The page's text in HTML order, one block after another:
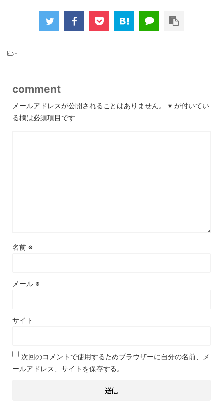
-
comment
メールアドレスが公開されることはありません。 ※ が付いてい
る欄は必須項目です
名前 ※
メール ※
サイト
次回のコメントで使用するためブラウザーに自分の名前、メ
ールアドレス、サイトを保存する。